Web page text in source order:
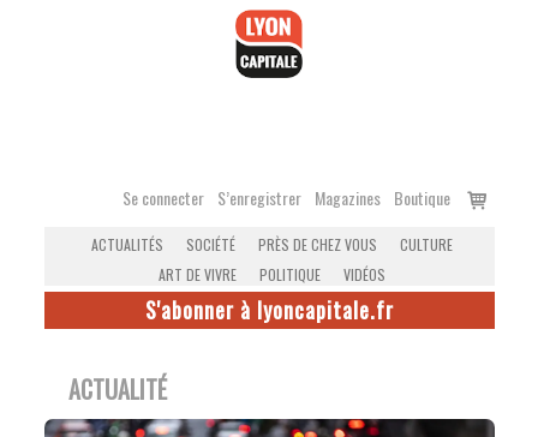
Se connecter S’enregistrer Magazines Boutique
Voir
ACTUALITÉS SOCIÉTÉ PRÈS DE CHEZ VOUS
CULTURE
ART DE VIVRE
POLITIQUE VIDÉOS
S'abonner à lyoncapitale.fr
ACTUALITÉ